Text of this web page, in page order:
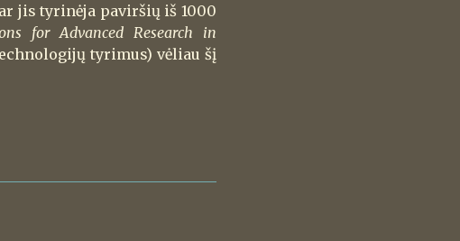
jis tyrinėja paviršių iš 1000
for Advanced Research in
tyrimus) vėliau šį